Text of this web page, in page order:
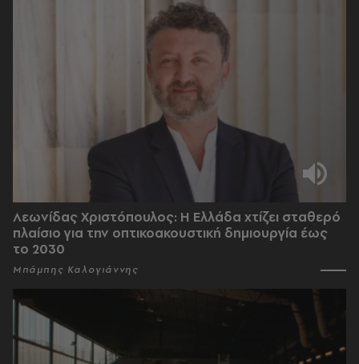
Λεωνίδας Χριστόπουλος: Η Ελλάδα χτίζει σταθερό
πλαίσιο για την οπτικοακουστική δημιουργία έως
το 2030
Μπάμπης Καλογιάννης